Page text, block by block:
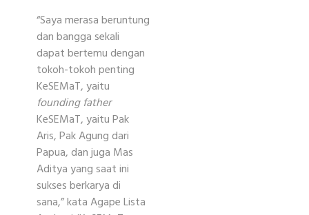
“Saya merasa beruntung
dan bangga sekali
dapat bertemu dengan
tokoh-tokoh penting
KeSEMaT, yaitu
founding father
KeSEMaT, yaitu Pak
Aris, Pak Agung dari
Papua, dan juga Mas
Aditya yang saat ini
sukses berkarya di
sana,” kata Agape Lista